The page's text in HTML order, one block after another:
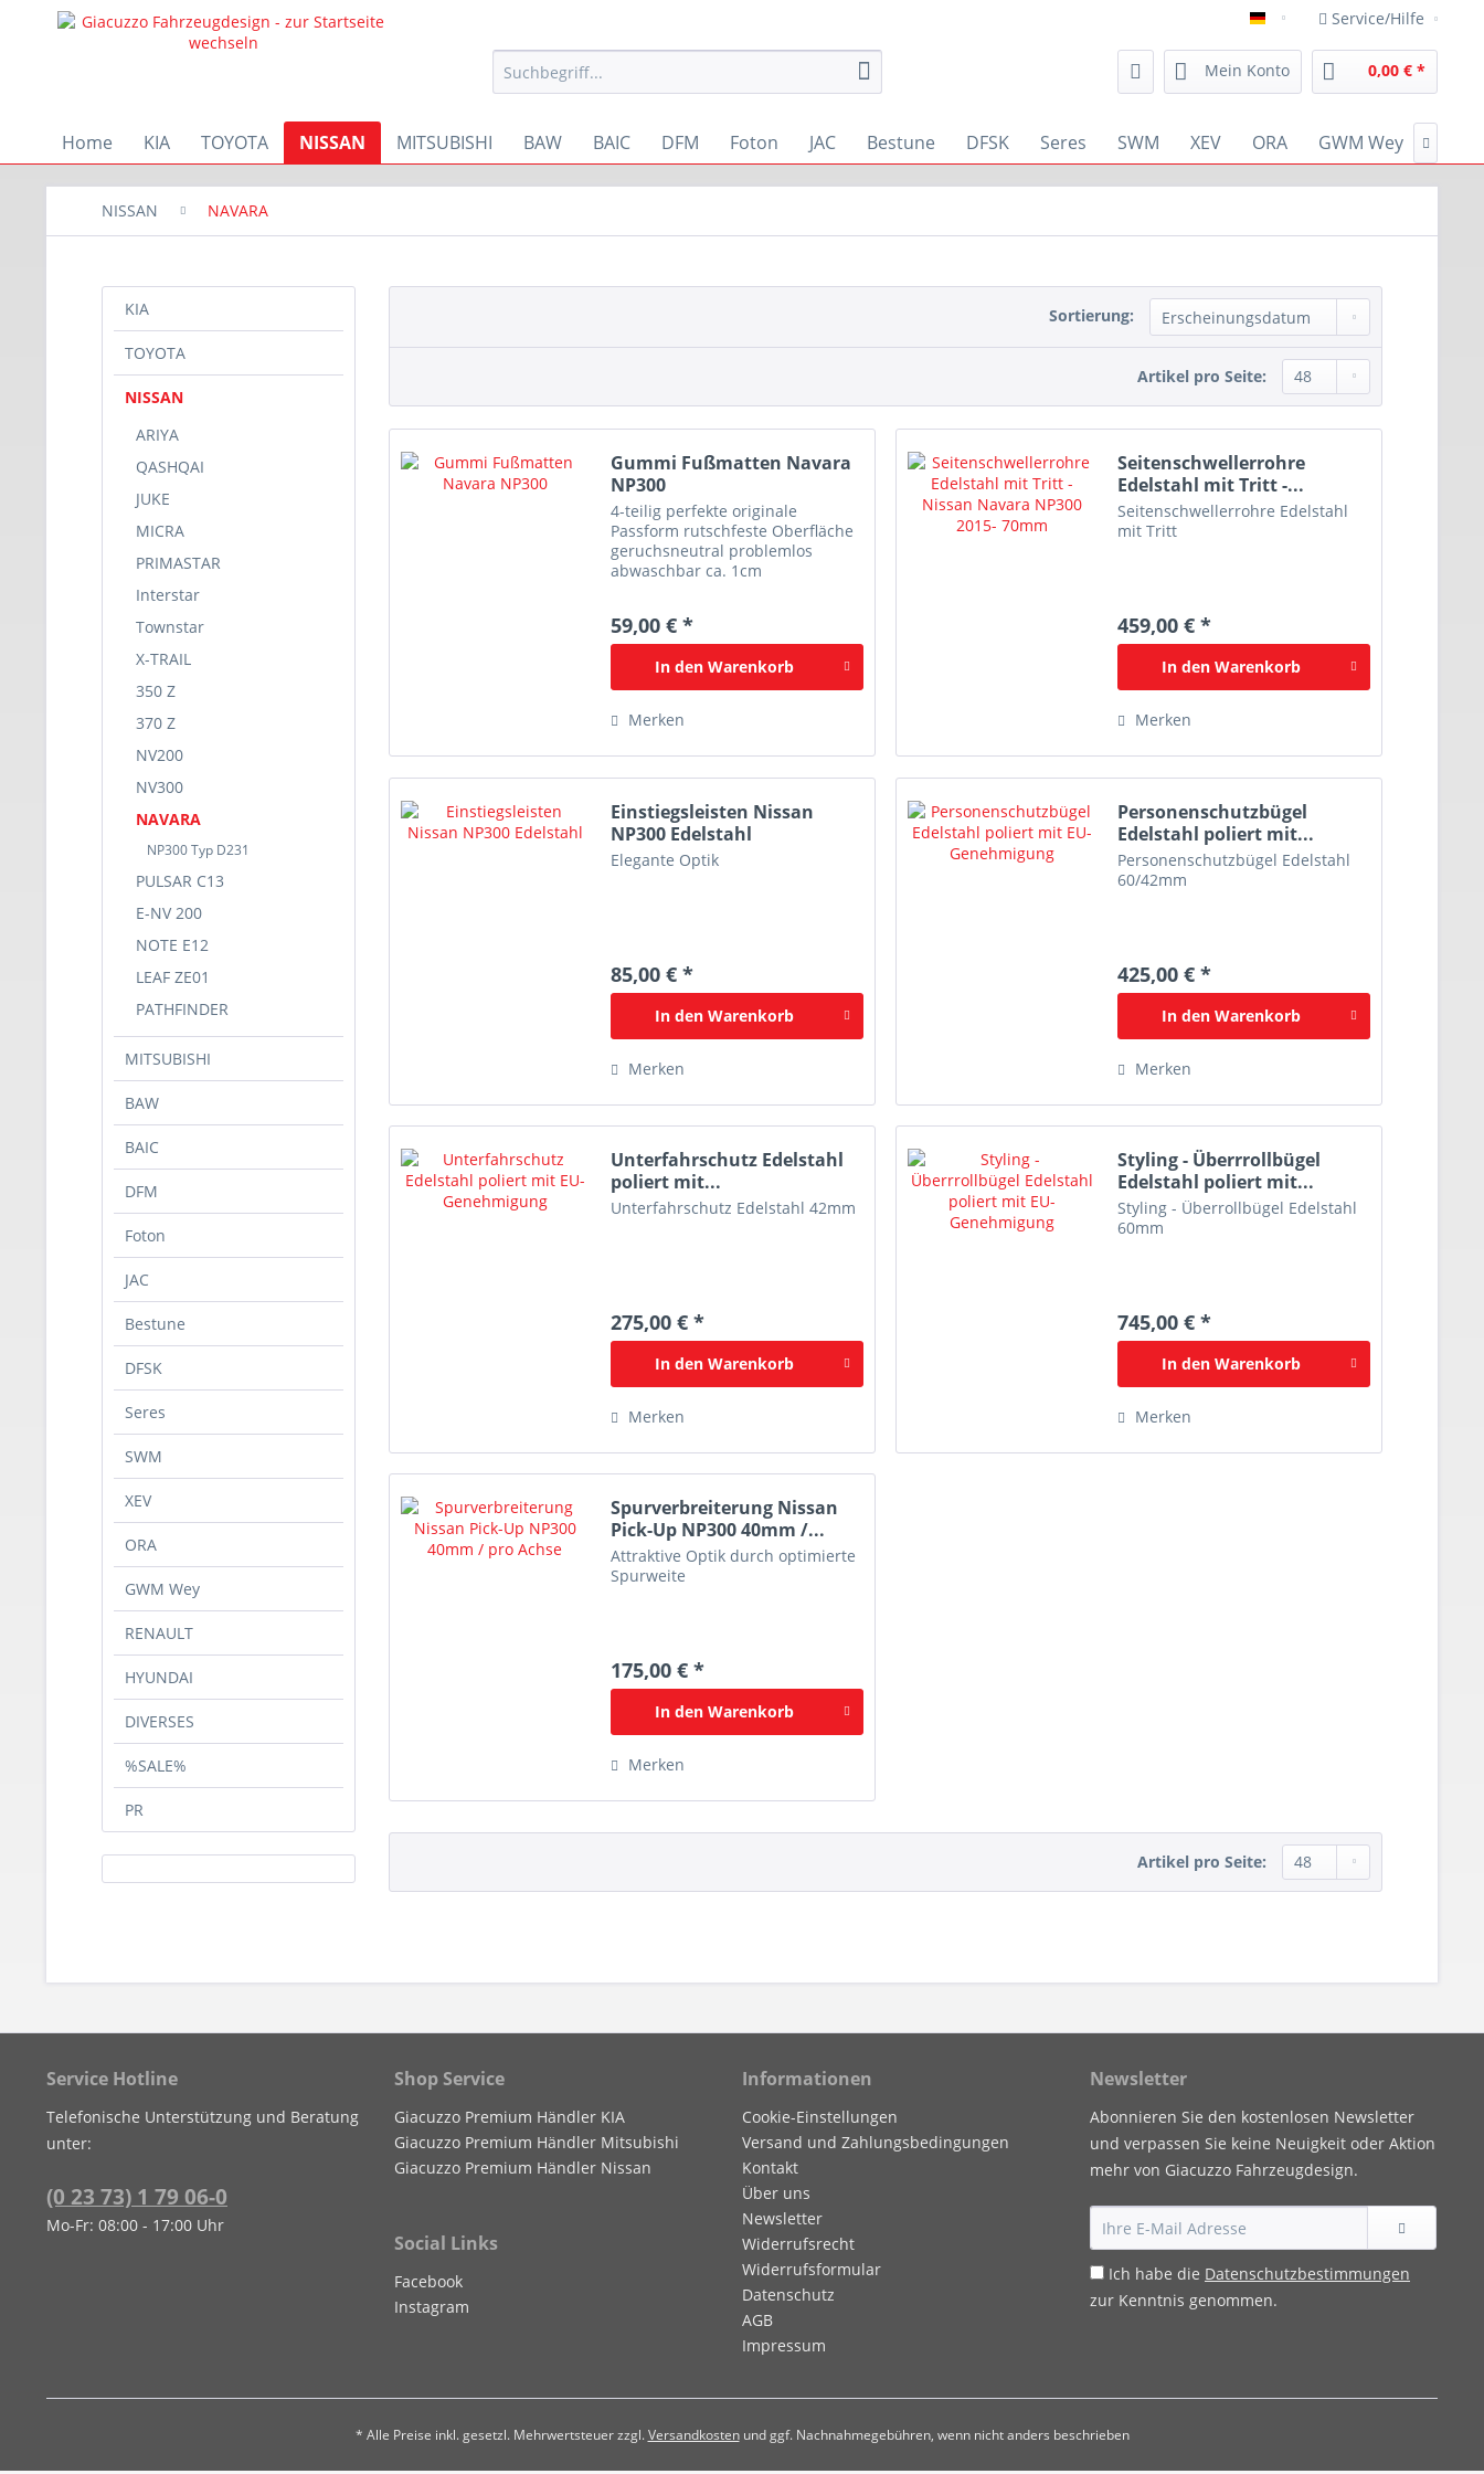
deutsch Service/Hilfe
Mein Konto 0,00 € *
Home KIA TOYOTA NISSAN MITSUBISHI BAW BAIC DFM Foton JAC Bestune DFSK Seres SWM XEV ORA GWM Wey 
NISSAN NAVARA
KIA
TOYOTA
NISSAN
ARIYA
QASHQAI
JUKE
MICRA
PRIMASTAR
Interstar
Townstar
X-TRAIL
350 Z
370 Z
NV200
NV300
NAVARA
NP300 Typ D231
PULSAR C13
E-NV 200
NOTE E12
LEAF ZE01
PATHFINDER
MITSUBISHI
BAW
BAIC
DFM
Foton
JAC
Bestune
DFSK
Seres
SWM
XEV
ORA
GWM Wey
RENAULT
HYUNDAI
DIVERSES
%SALE%
PR
Sortierung:
Artikel pro Seite:
Gummi Fußmatten Navara
NP300
4-teilig perfekte originale
Passform rutschfeste Oberfläche
geruchsneutral problemlos
abwaschbar ca. 1cm
für sicheren Halt
59,00 € *
In den Warenkorb
Merken
Seitenschwellerrohre
Edelstahl mit Tritt -...
Seitenschwellerrohre Edelstahl
mit Tritt
459,00 € *
In den Warenkorb
Merken
Einstiegsleisten Nissan
NP300 Edelstahl
Elegante Optik
85,00 € *
In den Warenkorb
Merken
Personenschutzbügel
Edelstahl poliert mit...
Personenschutzbügel Edelstahl
60/42mm
425,00 € *
In den Warenkorb
Merken
Unterfahrschutz Edelstahl
poliert mit...
Unterfahrschutz Edelstahl 42mm
275,00 € *
In den Warenkorb
Merken
Styling - Überrrollbügel
Edelstahl poliert mit...
Styling - Überrollbügel Edelstahl
60mm
745,00 € *
In den Warenkorb
Merken
Spurverbreiterung Nissan
Pick-Up NP300 40mm /...
Attraktive Optik durch optimierte
Spurweite
175,00 € *
In den Warenkorb
Merken
Artikel pro Seite:
Service Hotline
Telefonische Unterstützung und Beratung
unter:
(0 23 73) 1 79 06-0
Mo-Fr: 08:00 - 17:00 Uhr
Shop Service
Giacuzzo Premium Händler KIA
Giacuzzo Premium Händler Mitsubishi
Giacuzzo Premium Händler Nissan
Social Links
Facebook
Instagram
Informationen
Cookie-Einstellungen
Versand und Zahlungsbedingungen
Kontakt
Über uns
Newsletter
Widerrufsrecht
Widerrufsformular
Datenschutz
AGB
Impressum
Newsletter
Abonnieren Sie den kostenlosen Newsletter
und verpassen Sie keine Neuigkeit oder Aktion
mehr von Giacuzzo Fahrzeugdesign.
Ich habe die Datenschutzbestimmungen
zur Kenntnis genommen.
* Alle Preise inkl. gesetzl. Mehrwertsteuer zzgl.Versandkostenund ggf. Nachnahmegebühren, wenn nicht anders beschrieben